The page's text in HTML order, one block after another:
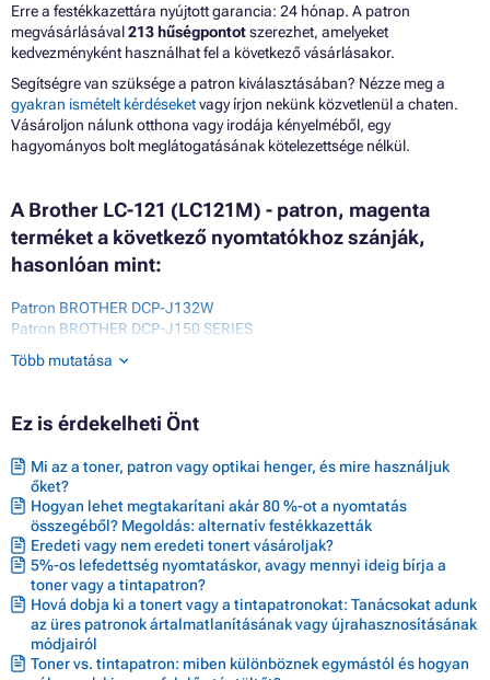
Erre a festékkazettára nyújtott garancia: 24 hónap. A patron
megvásárlásával213 hűségpontotszerezhet, amelyeket
kedvezményként használhat fel a következő vásárlásakor.
Segítségre van szüksége a patron kiválasztásában? Nézze meg a
gyakran ismételt kérdéseketvagy írjon nekünk közvetlenül a chaten.
Vásároljon nálunk otthona vagy irodája kényelméből, egy
hagyományos bolt meglátogatásának kötelezettsége nélkül.
A Brother LC-121 (LC121M) - patron, magenta
terméket a következő nyomtatókhoz szánják,
hasonlóan mint:
Patron BROTHER DCP-J132W
Patron BROTHER DCP-J150 SERIES
Patron BROTHER DCP-J152W
Patron BROTHER DCP-J152WR
Patron BROTHER DCP-J552DW
Patron BROTHER DCP-J752DW
Patron BROTHER MFC-J245
Patron BROTHER MFC-J285DW
Patron BROTHER MFC-J470 SERIES
Patron BROTHER MFC-J470DW
Patron BROTHER MFC-J475DW
Patron BROTHER MFC-J650DW
Patron BROTHER MFC-J870DW
Patron BROTHER MFC-J875DW
Patron BROTHER MFC-J970DW
Több mutatása
Ez is érdekelheti Önt
Mi az a toner, patron vagy optikai henger, és mire használjuk
őket?
Hogyan lehet megtakarítani akár 80 %-ot a nyomtatás
összegéből? Megoldás: alternatív festékkazetták
Eredeti vagy nem eredeti tonert vásároljak?
5%-os lefedettség nyomtatáskor, avagy mennyi ideig bírja a
toner vagy a tintapatron?
Hová dobja ki a tonert vagy a tintapatronokat: Tanácsokat adunk
az üres patronok ártalmatlanításának vagy újrahasznosításának
módjairól
Toner vs. tintapatron: miben különböznek egymástól és hogyan